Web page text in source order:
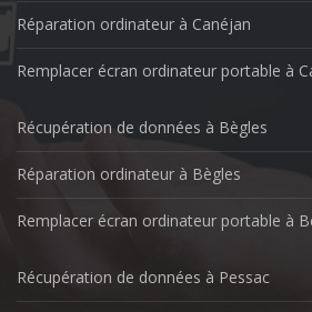
Réparation ordinateur à Canéjan
Remplacer écran ordinateur portable à
Récupération de données à Bègles
Réparation ordinateur à Bègles
Remplacer écran ordinateur portable à
Récupération de données à Pessac